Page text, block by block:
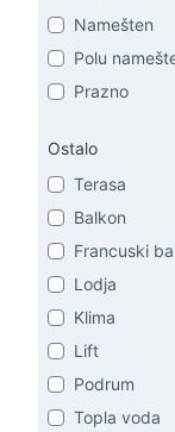
Namešten
Polu
Prazno
Ostalo
Terasa
Balkon
Francuski
Lodja
Klima
Lift
Podrum
Topla voda